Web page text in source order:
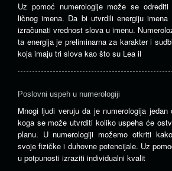
Uz pomoć numerologije može se
ličnog imena. Da bi utvrdili energiju imena
izračunati vrednost slova u imenu.
ta energija je preliminarna za karakter i
koja imaju tri slova kao što su Lea il
Poslovni uspeh u numerologiji
Mnogi ljudi veruju da je numerologija jedan
koga se može utvrditi koliko uspeha će
planu. U numerologiji možemo otkriti
svoje fizičke i duhovne potencijale. Uz
u potpunosti izraziti individualni kvalit